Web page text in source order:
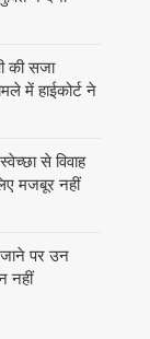
की सजा
में हाईकोर्ट ने
से विवाह
मजबूर नहीं
जाने पर उन
नहीं